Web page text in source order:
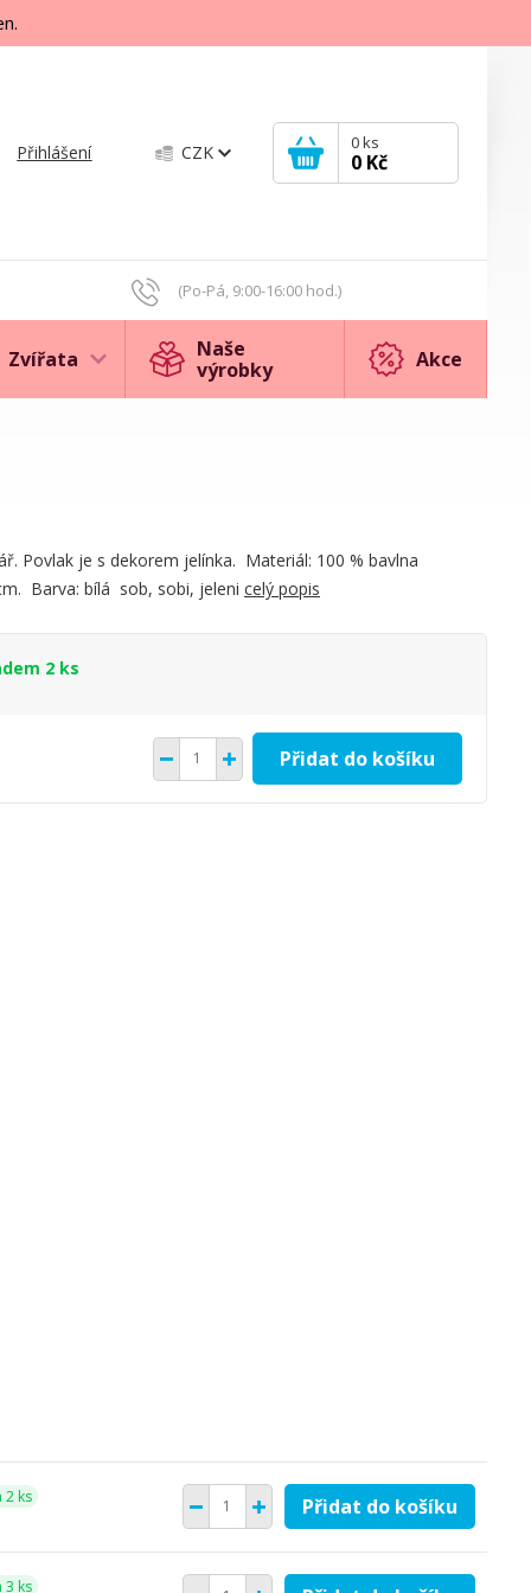
CZK
Přihlášení
(Po-Pá, 9:00-16:00 hod.)
0ks
0 Kč
Zvířata
Naše
výrobky
Akce
Povlak je s dekorem jelínka. Materiál: 100 % bavlna
Barva: bílá sob, sobi, jeleni celý popis
2 ks
Přidat do košíku
2 ks Přidat do košíku
3 ks